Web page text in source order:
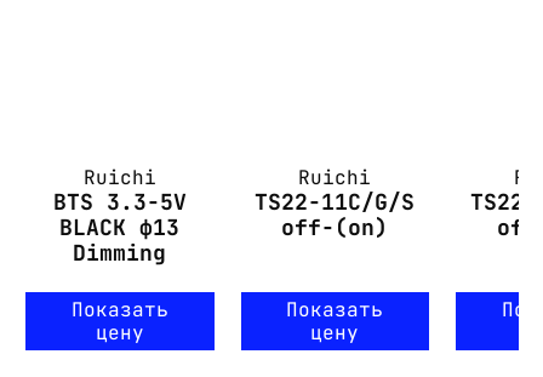
Ruichi
BTS 3.3-5V
BLACK ф13
Dimming
Показать
цену
Ruichi
TS22-11C/G/S
off-(on)
Показать
цену